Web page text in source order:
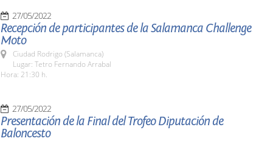
27/05/2022
Recepción de participantes de la Salamanca Challenge
Moto
Ciudad Rodrigo (Salamanca)
Lugar: Tetro Fernando Arrabal
Hora: 21:30 h.
27/05/2022
Presentación de la Final del Trofeo Diputación de
Baloncesto